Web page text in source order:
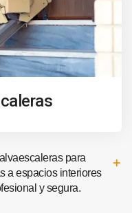
para
a espacios interiores
y segura.